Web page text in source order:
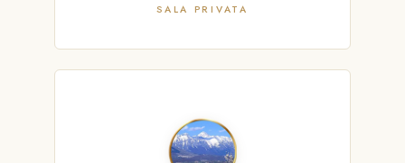
SALA PRIVATA